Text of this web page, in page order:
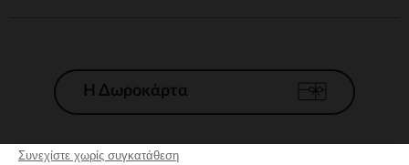
Συνεχίστε χωρίς συγκατάθεση
Η Δωροκάρτα